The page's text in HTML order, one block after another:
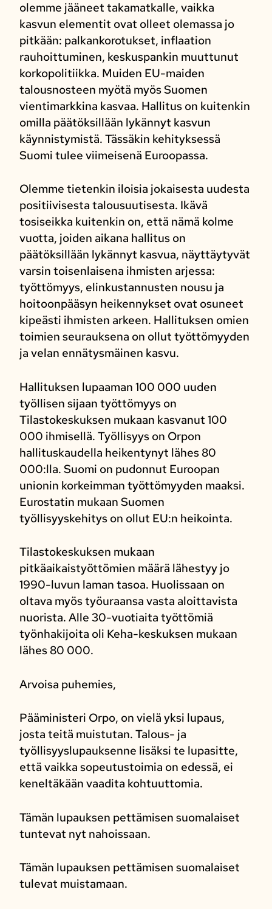
olemme jääneet takamatkalle, vaikka
kasvun elementit ovat olleet olemassa jo
pitkään: palkankorotukset, inflaation
rauhoittuminen, keskuspankin muuttunut
korkopolitiikka. Muiden EU-maiden
talousnosteen myötä myös Suomen
vientimarkkina kasvaa. Hallitus on kuitenkin
omilla päätöksillään lykännyt kasvun
käynnistymistä. Tässäkin kehityksessä
Suomi tulee viimeisenä Euroopassa.
Olemme tietenkin iloisia jokaisesta uudesta
positiivisesta talousuutisesta. Ikävä
tosiseikka kuitenkin on, että nämä kolme
vuotta, joiden aikana hallitus on
päätöksillään lykännyt kasvua, näyttäytyvät
varsin toisenlaisena ihmisten arjessa:
työttömyys, elinkustannusten nousu ja
hoitoonpääsyn heikennykset ovat osuneet
kipeästi ihmisten arkeen. Hallituksen omien
toimien seurauksena on ollut työttömyyden
ja velan ennätysmäinen kasvu.
Hallituksen lupaaman 100 000 uuden
työllisen sijaan työttömyys on
Tilastokeskuksen mukaan kasvanut 100
000 ihmisellä. Työllisyys on Orpon
hallituskaudella heikentynyt lähes 80
000:lla. Suomi on pudonnut Euroopan
unionin korkeimman työttömyyden maaksi.
Eurostatin mukaan Suomen
työllisyyskehitys on ollut EU:n heikointa.
Tilastokeskuksen mukaan
pitkäaikaistyöttömien määrä lähestyy jo
1990-luvun laman tasoa. Huolissaan on
oltava myös työuraansa vasta aloittavista
nuorista. Alle 30-vuotiaita työttömiä
työnhakijoita oli Keha-keskuksen mukaan
lähes 80 000.
Arvoisa puhemies,
Pääministeri Orpo, on vielä yksi lupaus,
josta teitä muistutan. Talous- ja
työllisyyslupauksenne lisäksi te lupasitte,
että vaikka sopeutustoimia on edessä, ei
keneltäkään vaadita kohtuuttomia.
Tämän lupauksen pettämisen suomalaiset
tuntevat nyt nahoissaan.
Tämän lupauksen pettämisen suomalaiset
tulevat muistamaan.